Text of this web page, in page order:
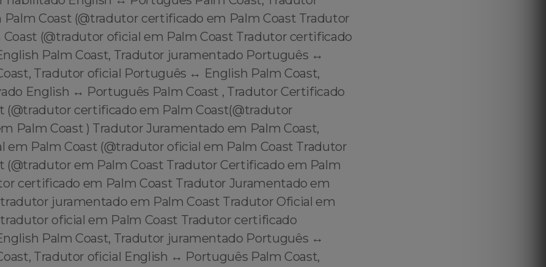
Coast (@tradutor certificado em Palm Coast Tradutor
(@tradutor oficial em Palm Coast Tradutor certificado
Palm Coast, Tradutor juramentado Português ↔️
Tradutor oficial Português ↔️ English Palm Coast,
English ↔️ Português Palm Coast , Tradutor Certificado
(@tradutor certificado em Palm Coast(@tradutor
Palm Coast ) Tradutor Juramentado em Palm Coast,
em Palm Coast (@tradutor oficial em Palm Coast Tradutor
(@tradutor em Palm Coast Tradutor Certificado em Palm
certificado em Palm Coast Tradutor Juramentado em
juramentado em Palm Coast Tradutor Oficial em
oficial em Palm Coast Tradutor certificado
Palm Coast, Tradutor juramentado Português ↔️
Tradutor oficial English ↔️ Português Palm Coast,